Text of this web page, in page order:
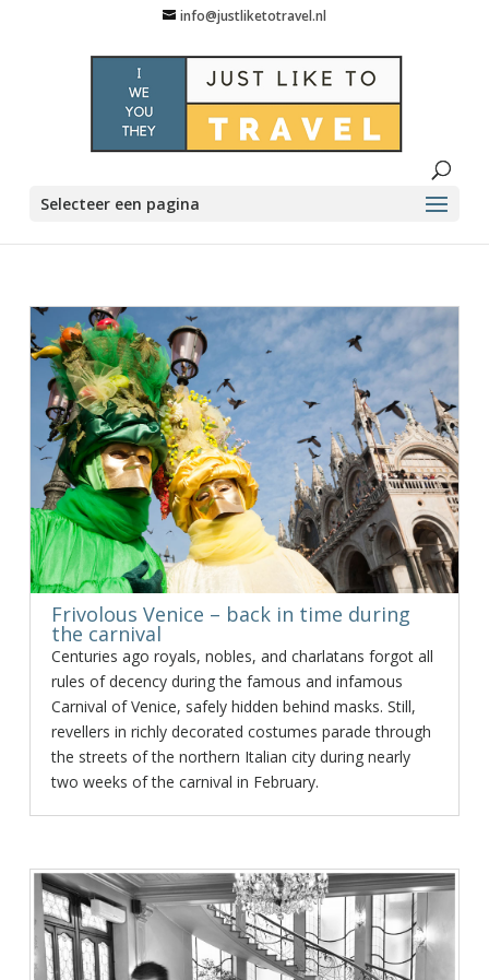
info@justliketotravel.nl
Selecteer een pagina
Frivolous Venice – back in time during
the carnival
Centuries ago royals, nobles, and charlatans forgot all
rules of decency during the famous and infamous
Carnival of Venice, safely hidden behind masks. Still,
revellers in richly decorated costumes parade through
the streets of the northern Italian city during nearly
two weeks of the carnival in February.